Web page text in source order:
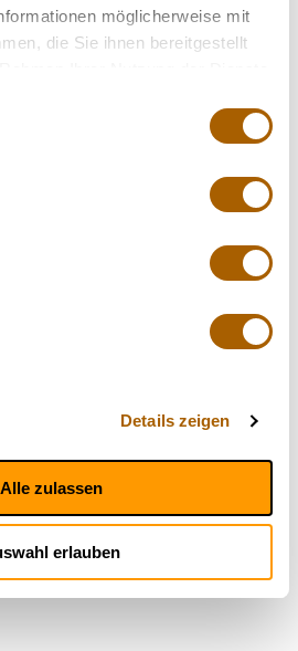
möglicherweise mit
die Sie ihnen bereitgestellt
Details zeigen
Alle zulassen
erlauben